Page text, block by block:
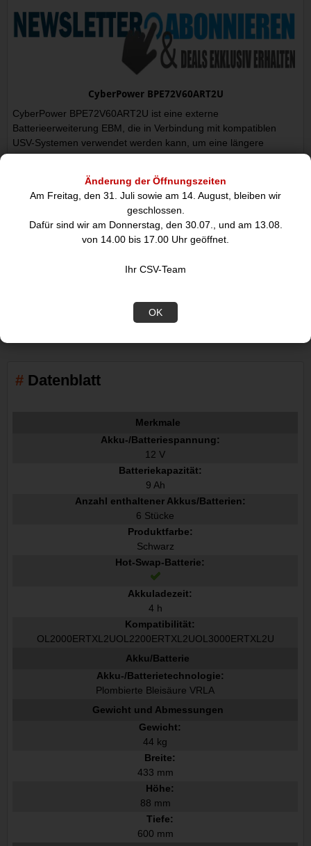
Änderung der Öffnungszeiten
Am Freitag, den 31. Juli sowie am 14. August, bleiben wir
geschlossen.
Dafür sind wir am Donnerstag, den 30.07., und am 13.08.
von 14.00 bis 17.00 Uhr geöffnet.
Ihr CSV-Team
OK
CyberPower BPE72V60ART2U
CyberPower BPE72V60ART2U ist eine externe
Batterieerweiterung EBM, die in Verbindung mit kompatiblen
USV-Systemen verwendet werden kann, um eine längere
Systemlaufzeit bei Stromunterbrechung zu gewährleisten. Das
zum Hinzufügen mehrerer EBMs.
Das Produkt verfügt über Hot-Swap-fähige Akkupacks, mit denen
Benutzer das Batteriemodul sicher austauschen können, ohne
die angeschlossenen Verbraucher zu unterbrechen. Die im EBM
was die zuverlässige Leistung des Stromsystems gewährleistet.
ausgestattet und eignet sich für Rechenzentren und kritische
Datenblatt
Merkmale
Akku-/Batteriespannung:
12 V
Batteriekapazität:
9 Ah
Anzahl enthaltener Akkus/Batterien:
6 Stücke
Produktfarbe:
Schwarz
Hot-Swap-Batterie:
Akkuladezeit:
4 h
Kompatibilität:
OL2000ERTXL2UOL2200ERTXL2UOL3000ERTXL2U
Akku/Batterie
Akku-/Batterietechnologie:
Plombierte Bleisäure VRLA
Gewicht und Abmessungen
Gewicht:
44 kg
Breite:
433 mm
Höhe:
88 mm
Tiefe:
600 mm